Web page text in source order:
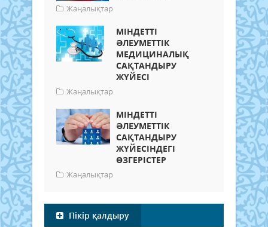
Жаңалықтар
МІНДЕТТІ
ӘЛЕУМЕТТІК
МЕДИЦИНАЛЫҚ
САҚТАНДЫРУ
ЖҮЙЕСІ
Жаңалықтар
МІНДЕТТІ
ӘЛЕУМЕТТІК
САҚТАНДЫРУ
ЖҮЙЕСІНДЕГІ
ӨЗГЕРІСТЕР
Жаңалықтар
Пікір қалдыру